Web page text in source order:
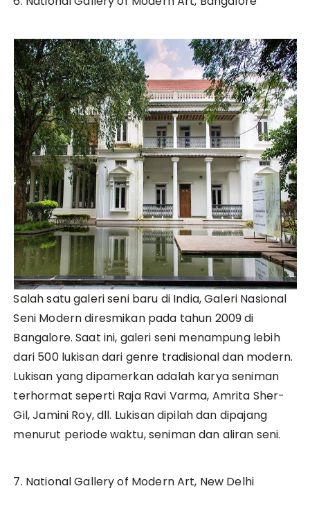
Salah satu galeri seni baru di India, Galeri Nasional
Seni Modern diresmikan pada tahun 2009 di
Bangalore. Saat ini, galeri seni menampung lebih
dari 500 lukisan dari genre tradisional dan modern.
Lukisan yang dipamerkan adalah karya seniman
terhormat seperti Raja Ravi Varma, Amrita Sher-
Gil, Jamini Roy, dll. Lukisan dipilah dan dipajang
menurut periode waktu, seniman dan aliran seni.
7. National Gallery of Modern Art, New Delhi